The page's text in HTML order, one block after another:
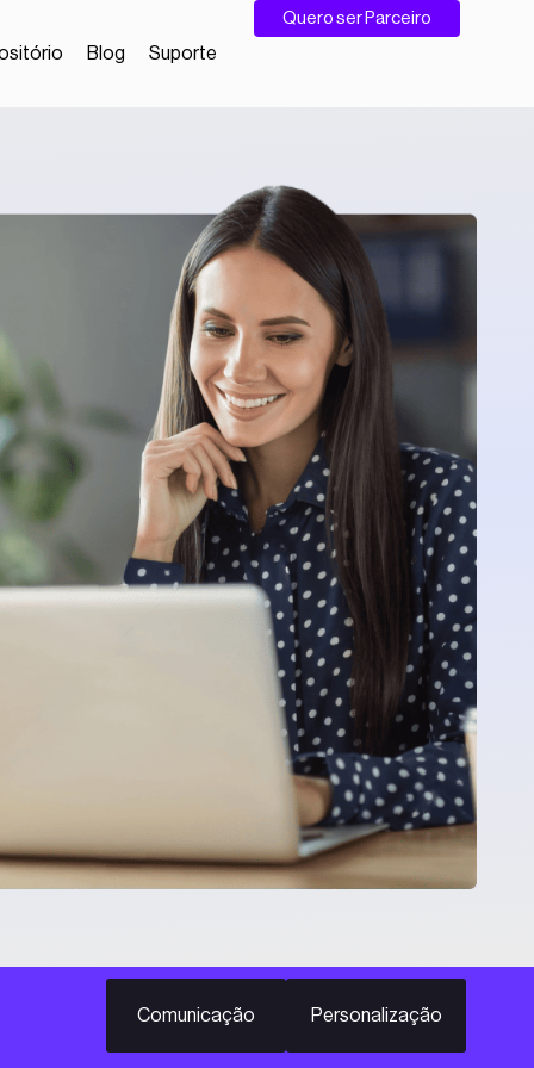
Blog Suporte
Quero ser Parceiro
Comunicação Personalização